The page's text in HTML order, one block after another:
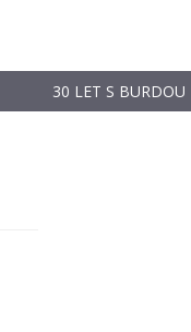
30 LET S BURDOU